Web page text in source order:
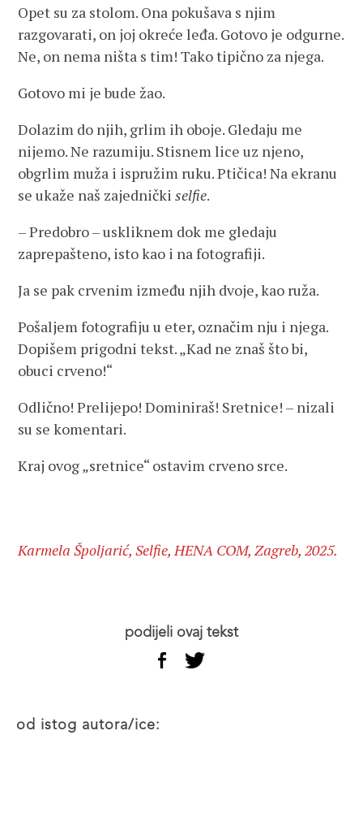
Opet su za stolom. Ona pokušava s njim
razgovarati, on joj okreće leđa. Gotovo je odgurne.
Ne, on nema ništa s tim! Tako tipično za njega.
Gotovo mi je bude žao.
Dolazim do njih, grlim ih oboje. Gledaju me
nijemo. Ne razumiju. Stisnem lice uz njeno,
obgrlim muža i ispružim ruku. Ptičica! Na ekranu
se ukaže naš zajedničkiselfie.
– Predobro – uskliknem dok me gledaju
zaprepašteno, isto kao i na fotografiji.
Ja se pak crvenim između njih dvoje, kao ruža.
Pošaljem fotografiju u eter, označim nju i njega.
Dopišem prigodni tekst. „Kad ne znaš što bi,
obuci crveno!“
Odlično! Prelijepo! Dominiraš! Sretnice! – nizali
su se komentari.
Kraj ovog „sretnice“ ostavim crveno srce.
Karmela Špoljarić, Selfie, HENA COM, Zagreb, 2025.
podijeli ovaj tekst
od istog autora/ice: